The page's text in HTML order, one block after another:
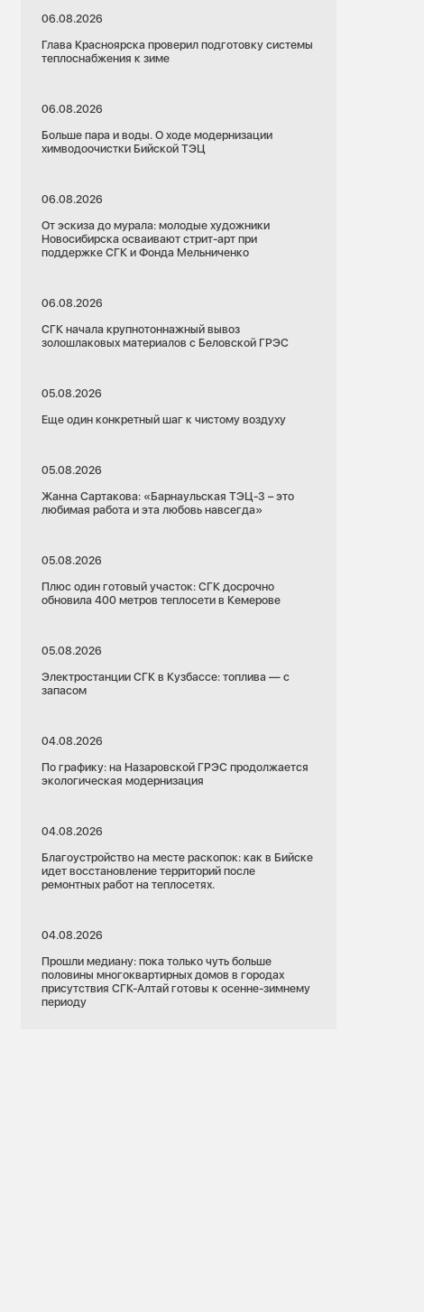
06.08.2026
Глава Красноярска проверил подготовку системы
теплоснабжения к зиме
06.08.2026
Больше пара и воды. О ходе модернизации
химводоочистки Бийской ТЭЦ
06.08.2026
От эскиза до мурала: молодые художники
Новосибирска осваивают стрит-арт при
поддержке СГК и Фонда Мельниченко
06.08.2026
СГК начала крупнотоннажный вывоз
золошлаковых материалов с Беловской ГРЭС
05.08.2026
Еще один конкретный шаг к чистому воздуху
05.08.2026
Жанна Сартакова: «Барнаульская ТЭЦ-3 – это
любимая работа и эта любовь навсегда»
05.08.2026
Плюс один готовый участок: СГК досрочно
обновила 400 метров теплосети в Кемерове
05.08.2026
Электростанции СГК в Кузбассе: топлива — с
запасом
04.08.2026
По графику: на Назаровской ГРЭС продолжается
экологическая модернизация
04.08.2026
Благоустройство на месте раскопок: как в Бийске
идет восстановление территорий после
ремонтных работ на теплосетях.
04.08.2026
Прошли медиану: пока только чуть больше
половины многоквартирных домов в городах
присутствия СГК-Алтай готовы к осенне-зимнему
периоду